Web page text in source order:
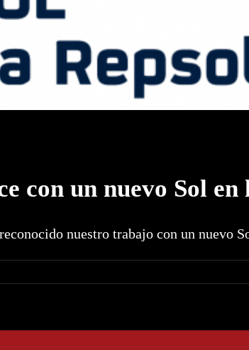
con un nuevo Sol en
nuestro trabajo con un nuevo